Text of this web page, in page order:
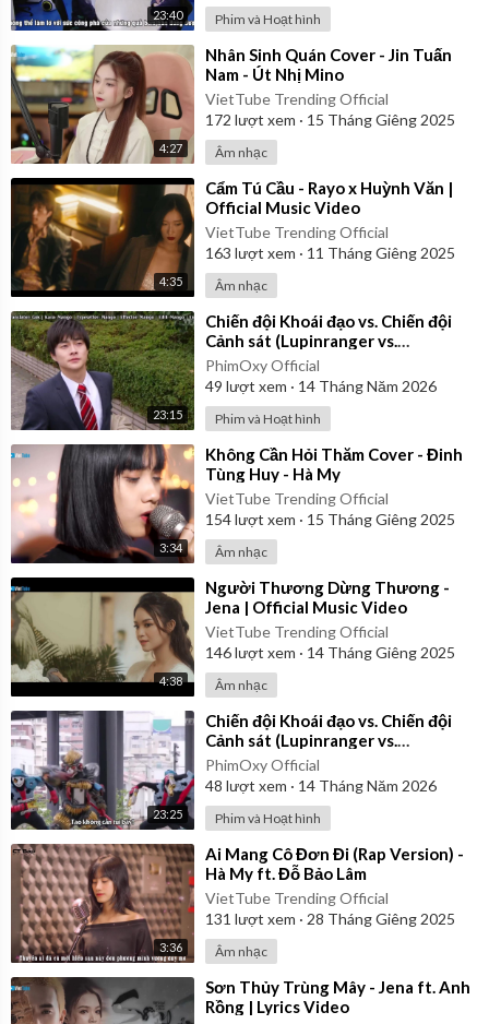
23:40 Phim và Hoạt hình
4:27
⁣Nhân Sinh Quán Cover - Jin Tuấn
Nam - Út Nhị Mino
VietTube Trending Official
172 lượt xem · 15 Tháng Giêng 2025
Âm nhạc
4:35
⁣Cẩm Tú Cầu - Rayo x Huỳnh Văn |
Official Music Video
VietTube Trending Official
163 lượt xem · 11 Tháng Giêng 2025
Âm nhạc
23:15
⁣Chiến đội Khoái đạo vs. Chiến đội
Cảnh sát (Lupinranger vs.
Patranger) 2018 - Tập 9 | Vietsub
PhimOxy Official
49 lượt xem · 14 Tháng Năm 2026
Phim và Hoạt hình
3:34
⁣Không Cần Hỏi Thăm Cover - Đinh
Tùng Huy - Hà My
VietTube Trending Official
154lượt xem · 15 Tháng Giêng 2025
Âm nhạc
4:38
⁣Người Thương Dừng Thương -
Jena | Official Music Video
VietTube Trending Official
146lượt xem · 14 Tháng Giêng 2025
Âm nhạc
23:25
⁣Chiến đội Khoái đạo vs. Chiến đội
Cảnh sát (Lupinranger vs.
Patranger) 2018 - Tập 20 | Vietsub
PhimOxy Official
48 lượt xem · 14 Tháng Năm 2026
Phim và Hoạt hình
3:36
⁣Ai Mang Cô Đơn Đi (Rap Version) -
Hà My ft. Đỗ Bảo Lâm
VietTube Trending Official
131 lượt xem · 28 Tháng Giêng 2025
Âm nhạc
⁣Sơn Thủy Trùng Mây - Jena ft. Anh
Rồng | Lyrics Video